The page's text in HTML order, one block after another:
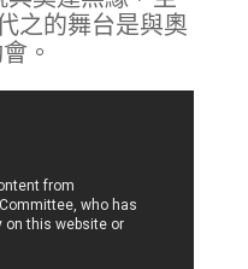
之的舞台是與奧
。